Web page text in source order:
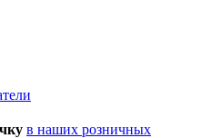
в наших розничных